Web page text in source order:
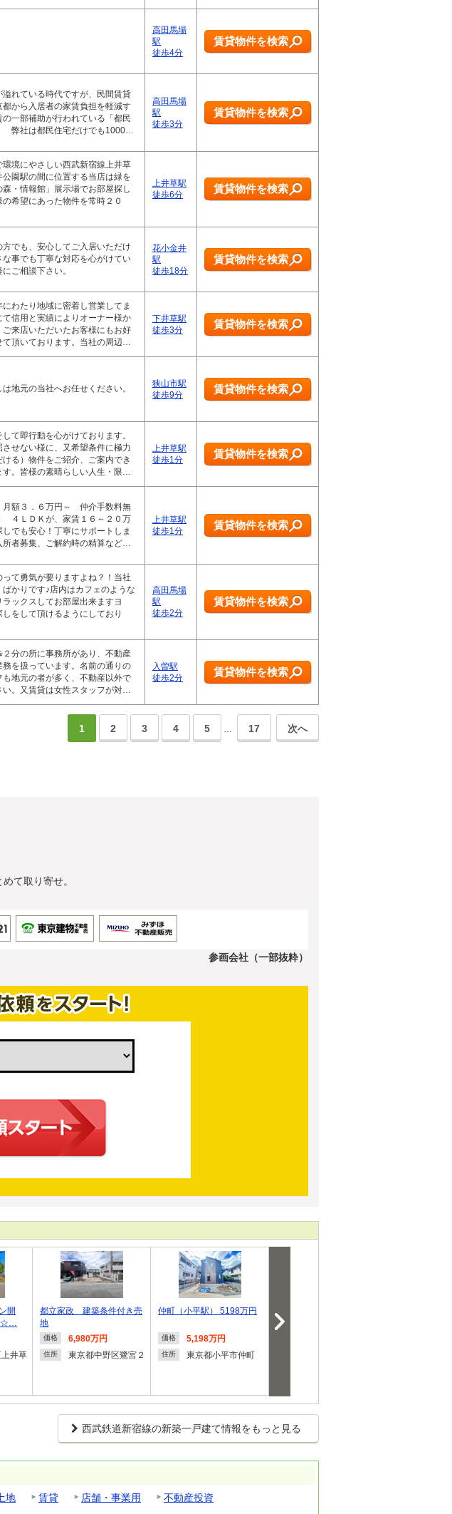
高田馬場
駅
徒歩4分
賃貸物件を検索
れている時代ですが、民間賃貸
から入居者の家賃負担を軽減す
一部補助が行われている「都民
弊社は都民住宅だけでも1000…
高田馬場
駅
徒歩3分
賃貸物件を検索
境にやさしい西武新宿線上井草
園駅の間に位置する当店は緑を
・情報館」展示場でお部屋探し
希望にあった物件を常時２０
上井草駅
徒歩6分
賃貸物件を検索
でも、安心してご入居いただけ
事でも丁寧な対応を心がけてい
ご相談下さい。
花小金井
駅
徒歩18分
賃貸物件を検索
わたり地域に密着し営業してま
信用と実績によりオーナー様か
ご来店いただいたお客様にもお好
て頂いております。当社の周辺…
下井草駅
徒歩3分
賃貸物件を検索
地元の当社へお任せください。
狭山市駅
徒歩9分
賃貸物件を検索
て即行動を心がけております。
させない様に、又希望条件に極力
る）物件をご紹介、ご案内でき
す。皆様の素晴らしい人生・限…
上井草駅
徒歩1分
賃貸物件を検索
月額３．６万円～ 仲介手数料無
４ＬＤＫが、家賃１６～２０万
でも安心！丁寧にサポートしま
者募集、ご解約時の精算など…
上井草駅
徒歩1分
賃貸物件を検索
て勇気が要りますよね？！当社
かりです♪店内はカフェのような
ックスしてお部屋出来ますヨ
しをして頂けるようにしており
高田馬場
駅
徒歩2分
賃貸物件を検索
分の所に事務所があり、不動産
を扱っています。名前の通りの
地元の者が多く、不動産以外で
い。又賃貸は女性スタッフが対…
入曽駅
徒歩2分
賃貸物件を検索
1 2 3 4 5 … 17 次へ
て取り寄せ。
参画会社（一部抜粋）
開
☆…
井草
都立家政 建築条件付き売
地
価格 6,980万円
住所 東京都中野区鷺宮２
仲町（小平駅） 5198万円
価格 5,198万円
住所 東京都小平市仲町
0万円～8680万円
西武鉄道新宿線の新築一戸建て情報をもっと見る
地 賃貸 店舗・事業用
不動産投資